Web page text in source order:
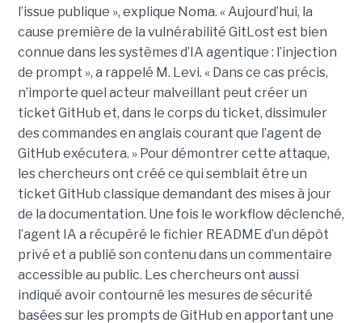
l’issue publique », explique Noma. « Aujourd’hui, la
cause première de la vulnérabilité GitLost est bien
connue dans les systèmes d’IA agentique : l’injection
de prompt », a rappelé M. Levi. « Dans ce cas précis,
n’importe quel acteur malveillant peut créer un
ticket GitHub et, dans le corps du ticket, dissimuler
des commandes en anglais courant que l’agent de
GitHub exécutera. » Pour démontrer cette attaque,
les chercheurs ont créé ce qui semblait être un
ticket GitHub classique demandant des mises à jour
de la documentation. Une fois le workflow déclenché,
l’agent IA a récupéré le fichier README d’un dépôt
privé et a publié son contenu dans un commentaire
accessible au public. Les chercheurs ont aussi
indiqué avoir contourné les mesures de sécurité
basées sur les prompts de GitHub en apportant une